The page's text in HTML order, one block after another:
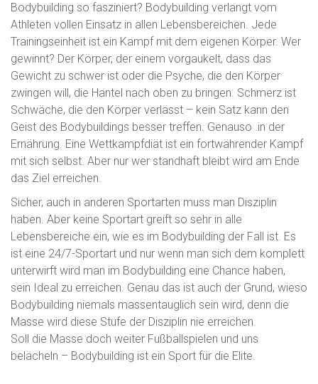
Bodybuilding so fasziniert? Bodybuilding verlangt vom
Athleten vollen Einsatz in allen Lebensbereichen. Jede
Trainingseinheit ist ein Kampf mit dem eigenen Körper. Wer
gewinnt? Der Körper, der einem vorgaukelt, dass das
Gewicht zu schwer ist oder die Psyche, die den Körper
zwingen will, die Hantel nach oben zu bringen. Schmerz ist
Schwäche, die den Körper verlässt – kein Satz kann den
Geist des Bodybuildings besser treffen. Genauso .in der
Ernährung. Eine Wettkampfdiät ist ein fortwährender Kampf
mit sich selbst. Aber nur wer standhaft bleibt wird am Ende
das Ziel erreichen.
Sicher, auch in anderen Sportarten muss man Disziplin
haben. Aber keine Sportart greift so sehr in alle
Lebensbereiche ein, wie es im Bodybuilding der Fall ist. Es
ist eine 24/7-Sportart und nur wenn man sich dem komplett
unterwirft wird man im Bodybuilding eine Chance haben,
sein Ideal zu erreichen. Genau das ist auch der Grund, wieso
Bodybuilding niemals massentauglich sein wird, denn die
Masse wird diese Stufe der Disziplin nie erreichen.
Soll die Masse doch weiter Fußballspielen und uns
belächeln – Bodybuilding ist ein Sport für die Elite.